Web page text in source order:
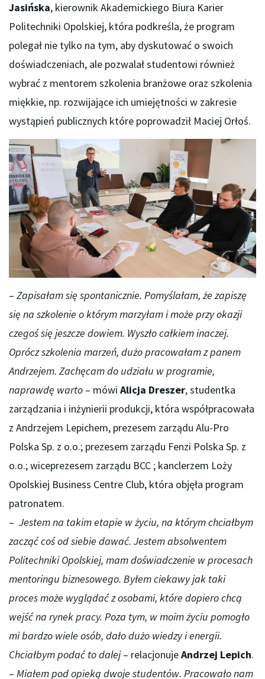
Jasińska, kierownik Akademickiego Biura Karier
Politechniki Opolskiej, która podkreśla, że program
polegał nie tylko na tym, aby dyskutować o swoich
doświadczeniach, ale pozwalał studentowi również
wybrać z mentorem szkolenia branżowe oraz szkolenia
miękkie, np. rozwijające ich umiejętności w zakresie
wystąpień publicznych które poprowadził Maciej Orłoś.
– Zapisałam się spontanicznie. Pomyślałam, że zapiszę
się na szkolenie o którym marzyłam i może przy okazji
czegoś się jeszcze dowiem. Wyszło całkiem inaczej.
Oprócz szkolenia marzeń, dużo pracowałam z panem
Andrzejem. Zachęcam do udziału w programie,
naprawdę warto – mówi Alicja Dreszer, studentka
zarządzania i inżynierii produkcji, która współpracowała
z Andrzejem Lepichem, prezesem zarządu Alu-Pro
Polska Sp. z o.o.; prezesem zarządu Fenzi Polska Sp. z
o.o.; wiceprezesem zarządu BCC ; kanclerzem Loży
Opolskiej Business Centre Club, która objęła program
patronatem.
– Jestem na takim etapie w życiu, na którym chciałbym
zacząć coś od siebie dawać. Jestem absolwentem
Politechniki Opolskiej, mam doświadczenie w procesach
mentoringu biznesowego. Byłem ciekawy jak taki
proces może wyglądać z osobami, które dopiero chcą
wejść na rynek pracy. Poza tym, w moim życiu pomogło
mi bardzo wiele osób, dało dużo wiedzy i energii.
Chciałbym podać to dalej– relacjonujeAndrzej Lepich.
– Miałem pod opieką dwoje studentów. Pracowało nam